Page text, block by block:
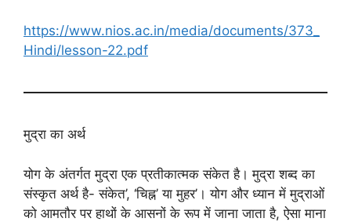
https://www.nios.ac.in/media/documents/373_
Hindi/lesson-22.pdf
मुद्रा का अर्थ
योग के अंतर्गत मुद्रा एक प्रतीकात्मक संकेत है। मुद्रा शब्द का
संस्कृत अर्थ है- संकेत’, ‘चिह्न’ या मुहर’। योग और ध्यान में मुद्राओं
को आमतौर पर हाथों के आसनों के रूप में जाना जाता है, ऐसा माना